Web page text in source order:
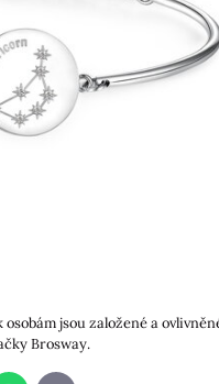
jsou založené a
Brosway.